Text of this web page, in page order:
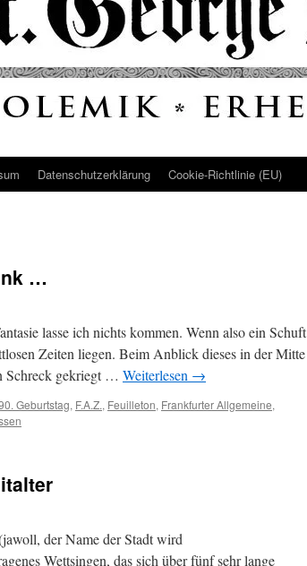
Datenschutz­erklärung Cookie-Richtlinie (EU)
…
lasse ich nichts kommen. Wenn also ein Schuft
Zeiten liegen. Beim Anblick dieses in der Mitte
Schreck gekriegt … Weiterlesen →
Geburtstag, F.A.Z., Feuilleton, Frankfurter Allgemeine,
der Name der Stadt wird
Wettsingen, das sich über fünf sehr lange